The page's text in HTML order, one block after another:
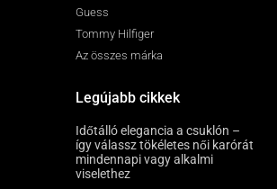
Guess
Tommy Hilfiger
Az összes márka
Legújabb cikkek
Időtálló elegancia a csuklón –
így válassz tökéletes női karórát
mindennapi vagy alkalmi
viselethez